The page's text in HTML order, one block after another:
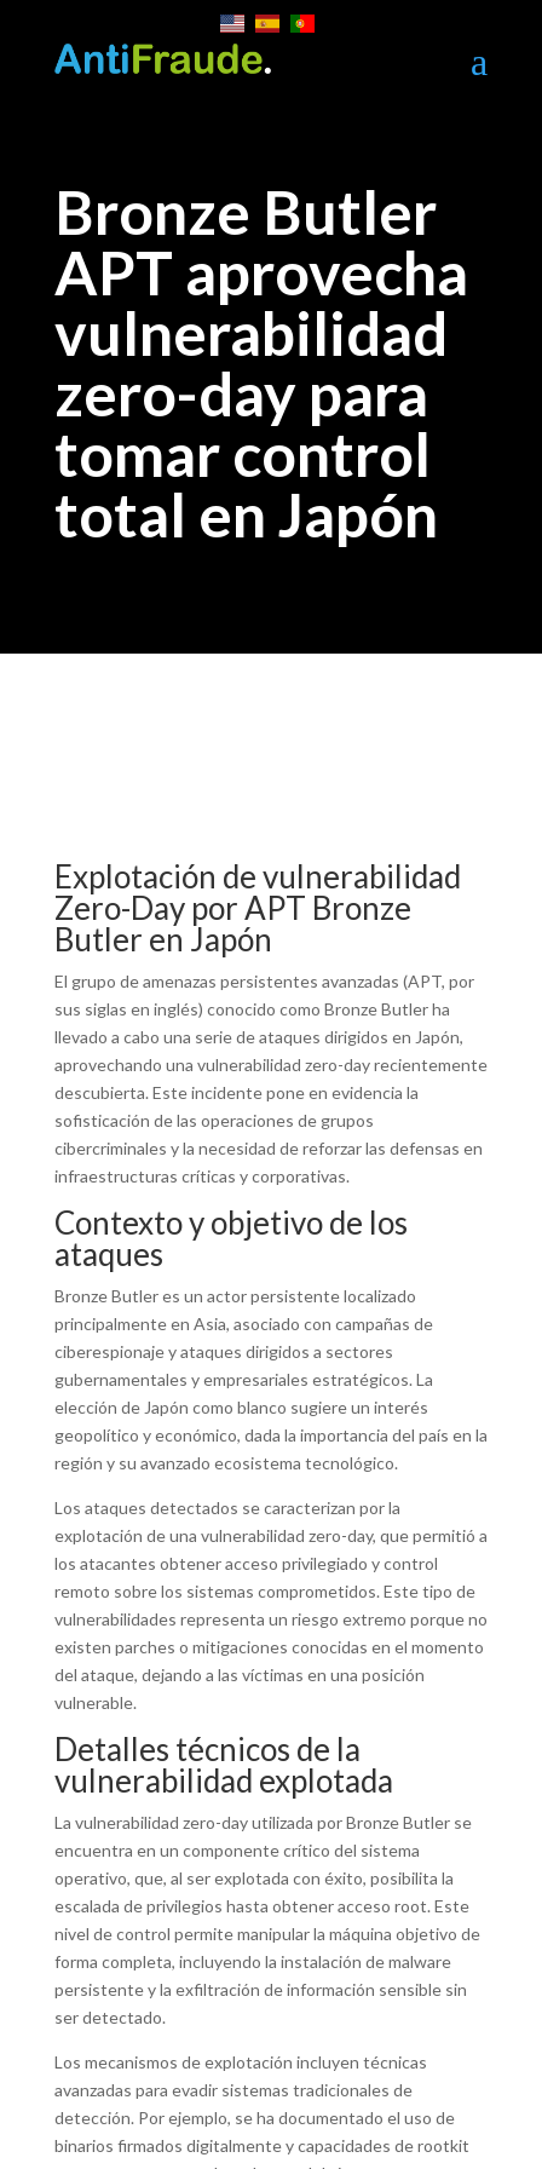
a
Bronze Butler
APT aprovecha
vulnerabilidad
zero-day para
tomar control
total en Japón
Explotación de vulnerabilidad
Zero-Day por APT Bronze
Butler en Japón
El grupo de amenazas persistentes avanzadas (APT, por
sus siglas en inglés) conocido como Bronze Butler ha
llevado a cabo una serie de ataques dirigidos en Japón,
aprovechando una vulnerabilidad zero-day recientemente
descubierta. Este incidente pone en evidencia la
sofisticación de las operaciones de grupos
cibercriminales y la necesidad de reforzar las defensas en
infraestructuras críticas y corporativas.
Contexto y objetivo de los
ataques
Bronze Butler es un actor persistente localizado
principalmente en Asia, asociado con campañas de
ciberespionaje y ataques dirigidos a sectores
gubernamentales y empresariales estratégicos. La
elección de Japón como blanco sugiere un interés
geopolítico y económico, dada la importancia del país en la
región y su avanzado ecosistema tecnológico.
Los ataques detectados se caracterizan por la
explotación de una vulnerabilidad zero-day, que permitió a
los atacantes obtener acceso privilegiado y control
remoto sobre los sistemas comprometidos. Este tipo de
vulnerabilidades representa un riesgo extremo porque no
existen parches o mitigaciones conocidas en el momento
del ataque, dejando a las víctimas en una posición
vulnerable.
Detalles técnicos de la
vulnerabilidad explotada
La vulnerabilidad zero-day utilizada por Bronze Butler se
encuentra en un componente crítico del sistema
operativo, que, al ser explotada con éxito, posibilita la
escalada de privilegios hasta obtener acceso root. Este
nivel de control permite manipular la máquina objetivo de
forma completa, incluyendo la instalación de malware
persistente y la exfiltración de información sensible sin
ser detectado.
Los mecanismos de explotación incluyen técnicas
avanzadas para evadir sistemas tradicionales de
detección. Por ejemplo, se ha documentado el uso de
binarios firmados digitalmente y capacidades de rootkit